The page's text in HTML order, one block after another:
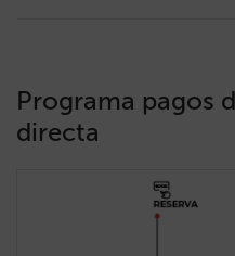
Programa pagos
directa